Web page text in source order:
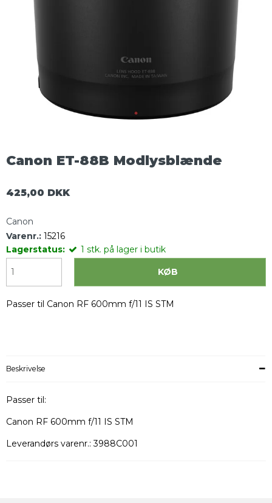
Canon ET-88B Modlysblænde
425,00 DKK
Canon
Varenr.: 15216
Lagerstatus:
1 stk. på lager i butik
KØB
Passer til Canon RF 600mm f/11 IS STM
Beskrivelse
Passer til:
Canon RF 600mm f/11 IS STM
Leverandørs varenr.: 3988C001